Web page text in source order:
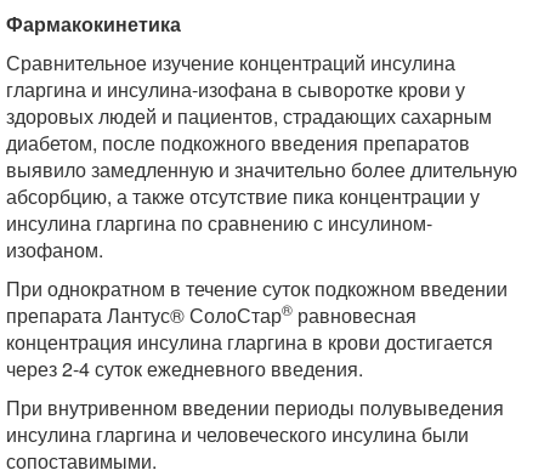
Фармакокинетика
Сравнительное изучение концентраций инсулина
гларгина и инсулина-изофана в сыворотке крови у
здоровых людей и пациентов, страдающих сахарным
диабетом, после подкожного введения препаратов
выявило замедленную и значительно более длительную
абсорбцию, а также отсутствие пика концентрации у
инсулина гларгина по сравнению с инсулином-
изофаном.
При однократном в течение суток подкожном введении
препарата Лантус® СолоСтар® равновесная
концентрация инсулина гларгина в крови достигается
через 2-4 суток ежедневного введения.
При внутривенном введении периоды полувыведения
инсулина гларгина и человеческого инсулина были
сопоставимыми.